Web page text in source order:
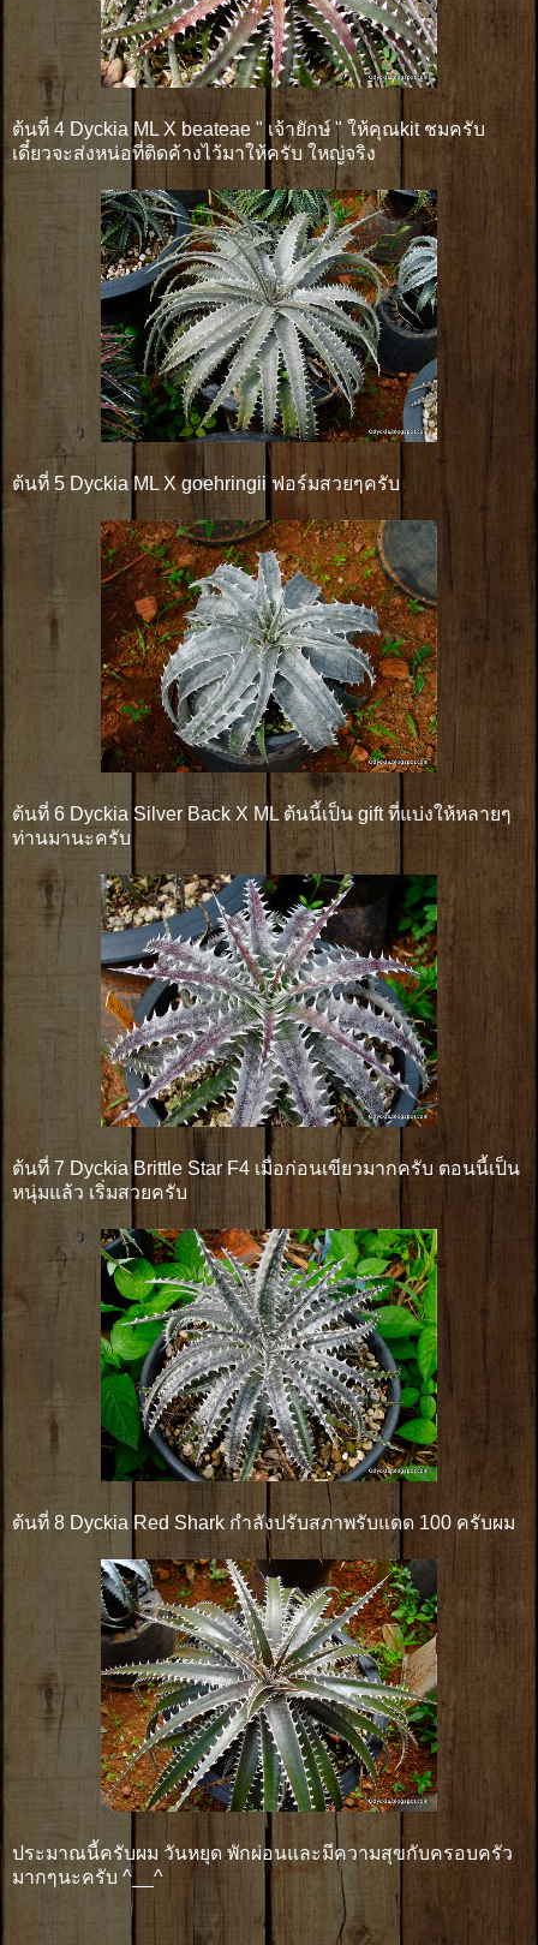
ต้นที่ 4 Dyckia ML X beateae " เจ้ายักษ์ " ให้คุณkit ชมครับ
เดี๋ยวจะส่งหน่อที่ติดค้างไว้มาให้ครับ ใหญ่จริง
ต้นที่ 5 Dyckia ML X goehringii ฟอร์มสวยๆครับ
ต้นที่ 6 Dyckia Silver Back X ML ต้นนี้เป็น gift ที่แบ่งให้หลายๆ
ท่านมานะครับ
ต้นที่ 7 Dyckia Brittle Star F4 เมื่อก่อนเขียวมากครับ ตอนนี้เป็น
หนุ่มแล้ว เริ่มสวยครับ
ต้นที่ 8 Dyckia Red Shark กำลังปรับสภาพรับแดด 100 ครับผม
ประมาณนี้ครับผม วันหยุด พักผ่อนและมีความสุขกับครอบครัว
มากๆนะครับ ^__^